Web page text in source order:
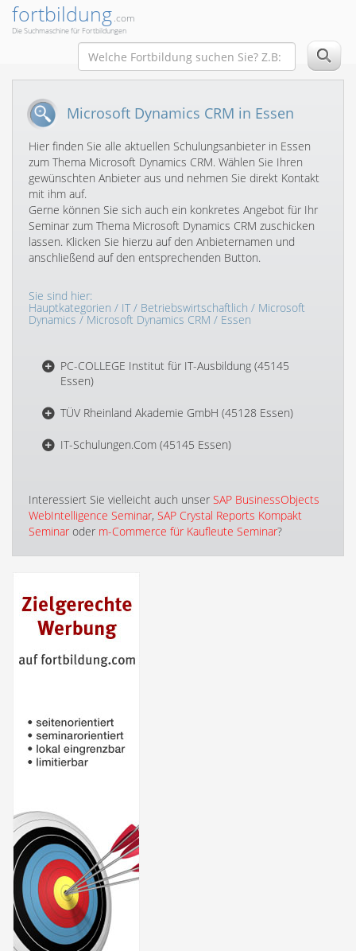
fortbildung.com
Die Suchmaschine für Fortbildungen
Microsoft Dynamics CRM in Essen
Hier finden Sie alle aktuellen Schulungsanbieter in Essen
zum Thema Microsoft Dynamics CRM. Wählen Sie Ihren
gewünschten Anbieter aus und nehmen Sie direkt Kontakt
mit ihm auf.
Gerne können Sie sich auch ein konkretes Angebot für Ihr
Seminar zum Thema Microsoft Dynamics CRM zuschicken
lassen. Klicken Sie hierzu auf den Anbieternamen und
anschließend auf den entsprechenden Button.
Sie sind hier:
Hauptkategorien / IT/ Betriebswirtschaftlich / Microsoft
Dynamics /Microsoft Dynamics CRM / Essen
PC-COLLEGE Institut für IT-Ausbildung (45145
Essen)
TÜV Rheinland Akademie GmbH (45128 Essen)
IT-Schulungen.Com (45145 Essen)
Interessiert Sie vielleicht auch unser SAP BusinessObjects
WebIntelligence Seminar, SAP Crystal Reports Kompakt
Seminar oder m-Commerce für Kaufleute Seminar?